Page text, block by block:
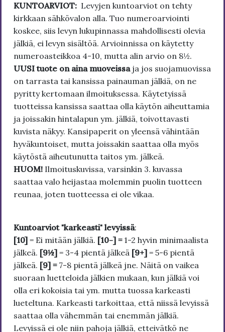
KUNTOARVIOT: Levyjen kuntoarviot on tehty
kirkkaan sähkövalon alla. Tuo numeroarviointi
koskee, siis levyn lukupinnassa mahdollisesti olevia
jälkiä, ei levyn sisältöä. Arvioinnissa on käytetty
numeroasteikkoa 4-10, mutta alin arvio on 8½.
UUSI tuote on aina muoveissa ja jos suojamuovissa
on tarrasta tai kansissa painauman jälkiä, on ne
pyritty kertomaan ilmoituksessa. Käytetyissä
tuotteissa kansissa saattaa olla käytön aiheuttamia
ja joissakin hintalapun ym. jälkiä, toivottavasti
kuvista näkyy. Kansipaperit on yleensä vähintään
hyväkuntoiset, mutta joissakin saattaa olla myös
käytöstä aiheutunutta taitos ym. jälkeä.
HUOM! Ilmoituskuvissa, varsinkin 3. kuvassa
saattaa valo heijastaa molemmin puolin tuotteen
reunaa, joten tuotteessa ei ole vikaa.
Kuntoarviot "karkeasti" levyissä:
[10] = Ei mitään jälkiä. [10-] = 1-2 hyvin minimaalista
jälkeä. [9½] = 3-4 pientä jälkeä [9+] = 5-6 pientä
jälkeä. [9] = 7-8 pientä jälkeä jne. Näitä on vaikea
suoraan luetteloida jälkien mukaan, kun jälkiä voi
olla eri kokoisia tai ym. mutta tuossa karkeasti
lueteltuna. Karkeasti tarkoittaa, että niissä levyissä
saattaa olla vähemmän tai enemmän jälkiä.
Levyissä ei ole niin pahoja jälkiä, etteivätkö ne